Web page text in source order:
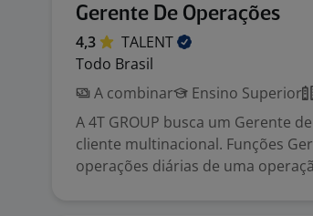
Gerente De Operações
4,3
TALENT
Todo Brasil
A combinar
Ensino Superior
A 4T GROUP busca um Gerente
cliente multinacional. Funções
operações diárias de uma